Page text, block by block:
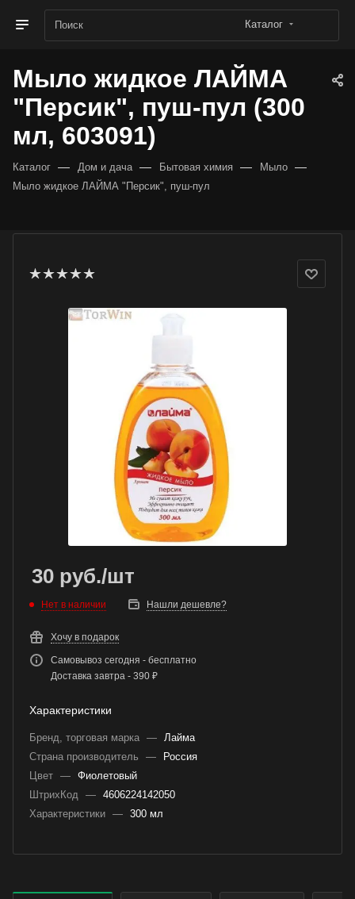
Каталог
Мыло жидкое ЛАЙМА
"Персик", пуш-пул (300
мл, 603091)
Каталог — Дом и дача — Бытовая химия — Мыло —
Мыло жидкое ЛАЙМА "Персик", пуш-пул
30 руб./шт
Нет в наличии Нашли дешевле?
Хочу в подарок
Самовывоз сегодня - бесплатно
Доставка завтра - 390 ₽
Характеристики
Бренд, торговая марка — Лайма
Страна производитель
—
Россия
Цвет — Фиолетовый
ШтрихКод — 4606224142050
Характеристики — 300 мл